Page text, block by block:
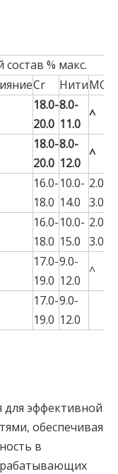
% макс.
Cr НитиМО
18.0-
20.0
8.0-
11.0
^
18.0-
20.0
8.0-
12.0
^
16.0-
18.0
10.0-
14.0
2.00-
3.00
16.0-
18.0
10.0-
15.0
2.00-
3.00
17.0-
19.0
9.0-
12.0
^
17.0-
19.0
9.0-
12.0
для эффективной
обеспечивая
в